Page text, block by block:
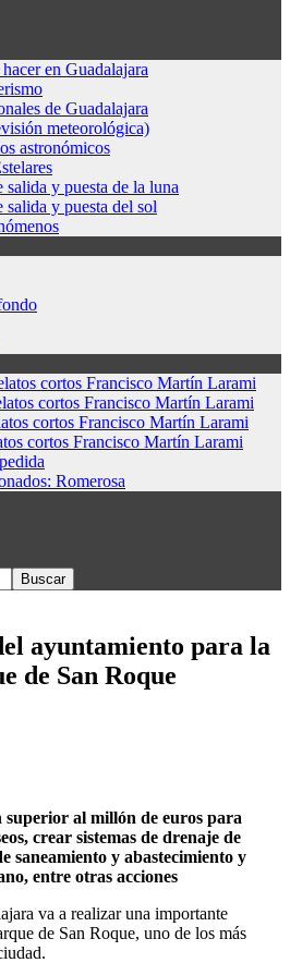
en Guadalajara
de Guadalajara
meteorológica)
astronómicos
salida y puesta de la luna
salida y puesta del sol
cortos Francisco Martín Larami
cortos Francisco Martín Larami
cortos Francisco Martín Larami
cortos Francisco Martín Larami
Romerosa
ayuntamiento para la
de San Roque
superior al millón de euros para
crear sistemas de drenaje de
saneamiento y abastecimiento y
entre otras acciones
va a realizar una importante
de San Roque, uno de los más